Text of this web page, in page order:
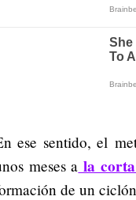
ese sentido, el
meses a la
de un